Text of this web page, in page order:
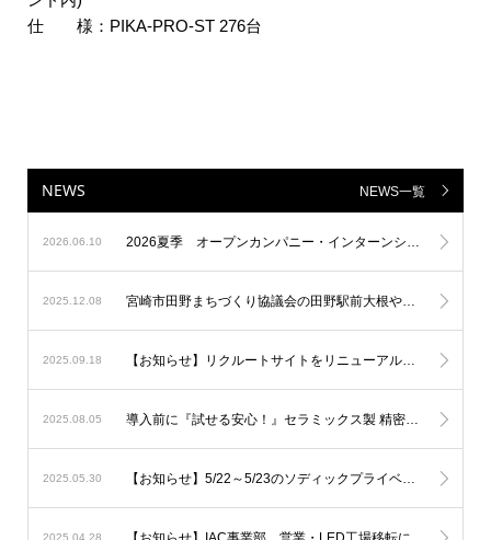
仕 様： PIKA-PRO-ST 276台
NEWS NEWS一覧
2026.06.10 2026夏季 オープンカンパニー・インターンシップの募集を開始しました！
2025.12.08 宮崎市田野まちづくり協議会の田野駅前大根やぐら等イルミネーションに参加
2025.09.18 【お知らせ】リクルートサイトをリニューアルしました！
2025.08.05 導入前に『試せる安心！』セラミックス製 精密測定器の無料貸出しサービス
2025.05.30 【お知らせ】5/22～5/23のソディックプライベートショーへ出展しました。
2025.04.28